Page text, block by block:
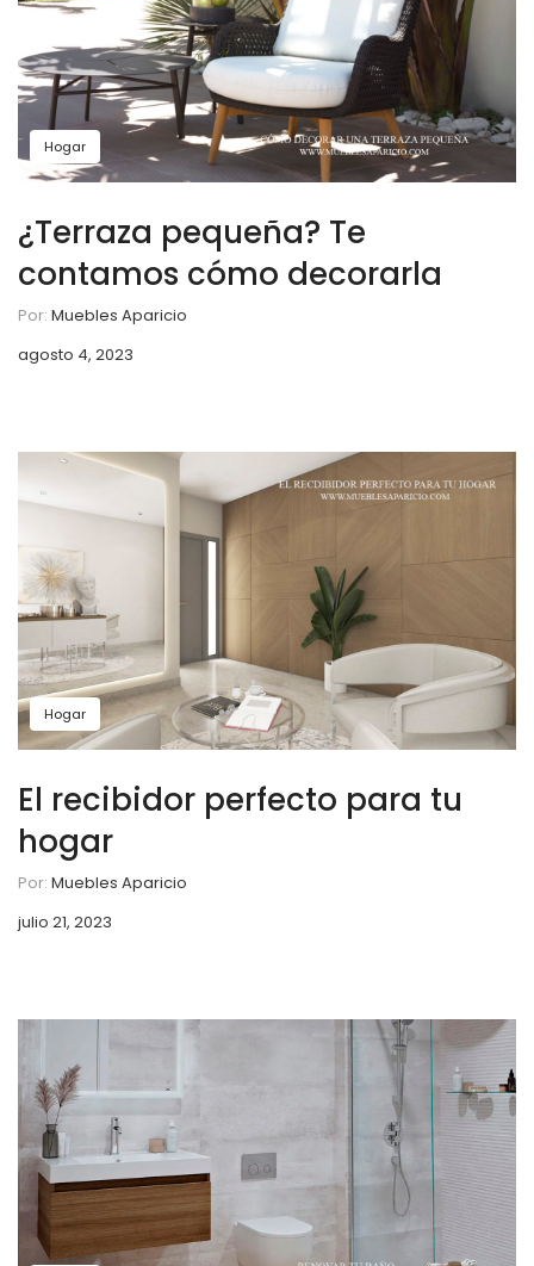
Hogar
¿Terraza pequeña? Te
contamos cómo decorarla
Por: Muebles Aparicio
agosto 4, 2023
Hogar
El recibidor perfecto para tu
hogar
Por: Muebles Aparicio
julio 21, 2023